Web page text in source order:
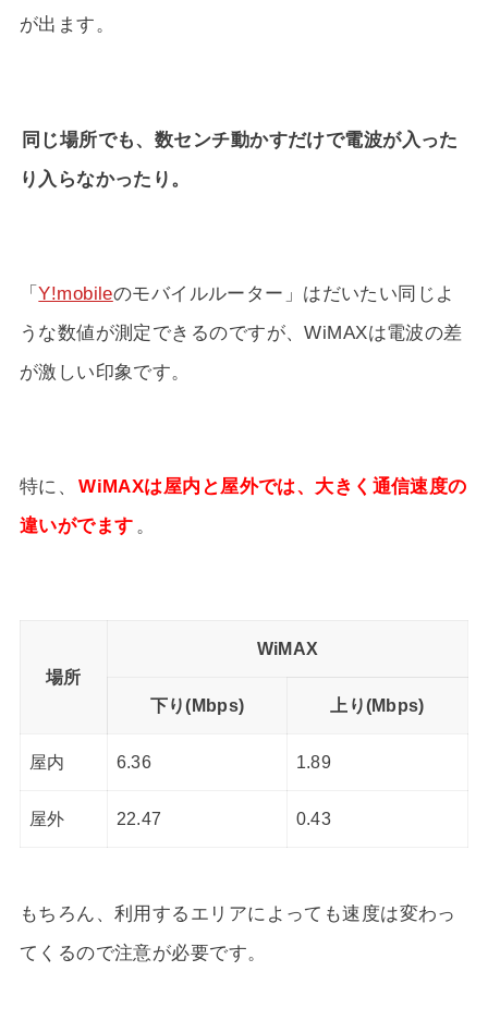
が出ます。
同じ場所でも、数センチ動かすだけで電波が入った
り入らなかったり。
「Y!mobileのモバイルルーター」はだいたい同じよ
うな数値が測定できるのですが、WiMAXは電波の差
が激しい印象です。
特に、 WiMAXは屋内と屋外では、大きく通信速度の
違いがでます 。
場所
WiMAX
下り(Mbps) 上り(Mbps)
屋内 6.36 1.89
屋外 22.47 0.43
もちろん、利用するエリアによっても速度は変わっ
てくるので注意が必要です。